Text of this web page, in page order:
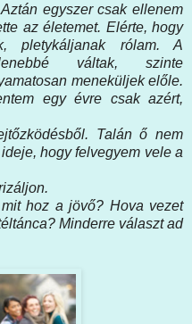
egyszer csak ellenem
az életemet. Elérte, hogy
pletykáljanak rólam. A
váltak, szinte
meneküljek előle.
egy évre csak azért,
Talán ő nem
hogy felvegyem vele a
hoz a jövő? Hova vezet
Minderre választ ad